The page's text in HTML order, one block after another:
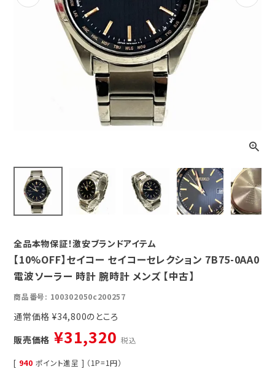
Previous Next
全品本物保証！激安ブランドアイテム
【10%OFF】セイコー セイコーセレクション 7B75-0AA0
電波ソーラー 時計 腕時計 メンズ 【中古】
商品番号 100302050c200257
通常価格 ¥34,800
販売価格 ¥31,320 税込
[ 940 ポイント進呈 ] （1P=1円）